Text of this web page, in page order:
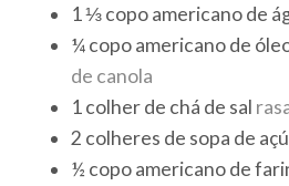
1 ⅓copo americanode
¼copo americanode
de canola
1colher de chá de sal
2 colheres de sopa de
½ copo americanode